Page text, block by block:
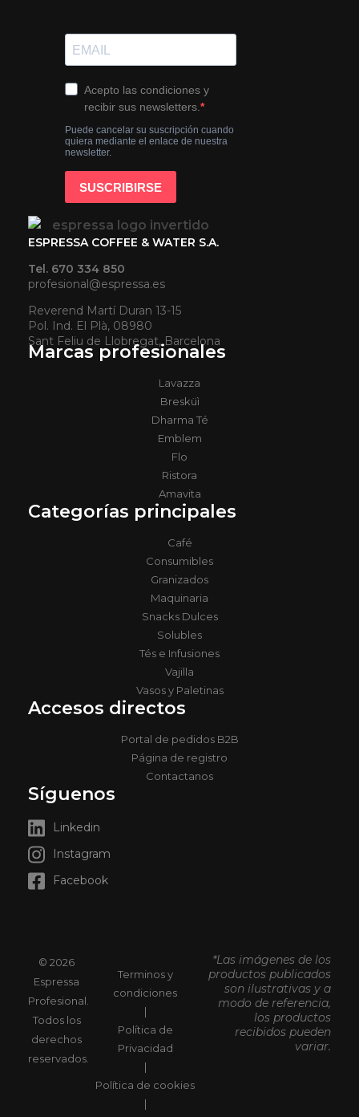
ESPRESSA COFFEE & WATER S.A.
Tel. 670 334 850
profesional@espressa.es
Reverend Martí Duran 13-15
Pol. Ind. El Plà, 08980
Sant Feliu de Llobregat, Barcelona
Marcas profesionales
Lavazza
Bresküì
Dharma Té
Emblem
Flo
Ristora
Amavita
Categorías principales
Café
Consumibles
Granizados
Maquinaria
Snacks Dulces
Solubles
Tés e Infusiones
Vajilla
Vasos y Paletinas
Accesos directos
Portal de pedidos B2B
Página de registro
Contactanos
Síguenos
Linkedin
Instagram
Facebook
© 2026
Espressa
Profesional.
Todos los
derechos
reservados.
Terminos y
condiciones
|
Política de
Privacidad
|
Política de cookies
|
*Las imágenes de los
productos publicados
son ilustrativas y a
modo de referencia,
los productos
recibidos pueden
variar.